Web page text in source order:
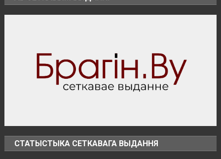
граждан
СТАТЫСТЫКА СЕТКАВАГА ВЫДАННЯ